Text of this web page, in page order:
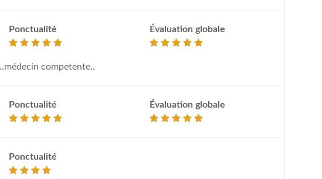
Ponctualité Évaluation globale
competente..
Ponctualité Évaluation globale
Ponctualité